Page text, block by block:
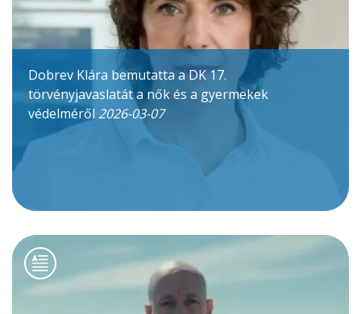
Dobrev Klára bemutatta a DK 17.
törvényjavaslatát a nők és a gyermekek
védelméről 2026-03-07